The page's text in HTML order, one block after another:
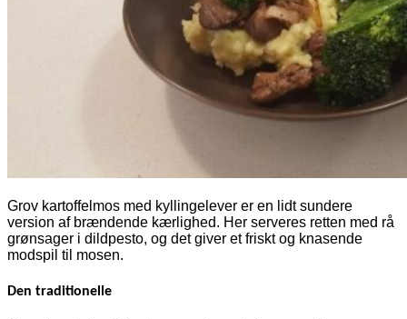
Grov kartoffelmos med kyllingelever er en lidt sundere
version af brændende kærlighed. Her serveres retten med rå
grønsager i dildpesto, og det giver et friskt og knasende
modspil til mosen.
Den traditionelle